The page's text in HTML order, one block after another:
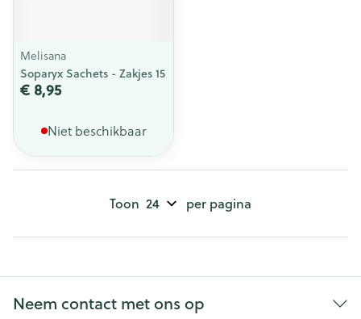
Melisana
Soparyx Sachets - Zakjes 15
€ 8,95
Niet beschikbaar
Toon per pagina
Neem contact met ons op